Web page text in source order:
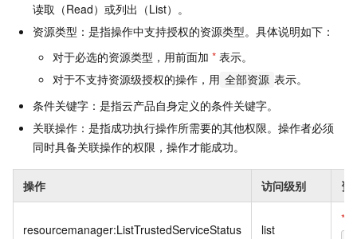
读取（Read）或列出（List）。
资源类型：是指操作中支持授权的资源类型。具体说明如下：
对于必选的资源类型，用前面加 * 表示。
对于不支持资源级授权的操作，用 全部资源 表示。
条件关键字：是指云产品自身定义的条件关键字。
关联操作：是指成功执行操作所需要的其他权限。操作者必须
同时具备关联操作的权限，操作才能成功。
操作 访问级别 资
resourcemanager:ListTrustedServiceStatus list
*